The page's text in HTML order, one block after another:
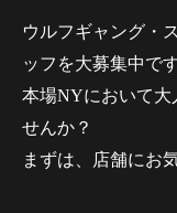
ウルフギャング・
ッフを大募集中です
本場NYにおいて大
せんか？
まずは、店舗にお